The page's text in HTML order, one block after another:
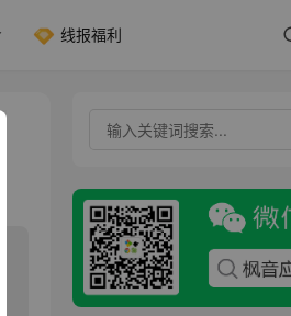
线报福利